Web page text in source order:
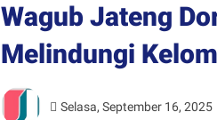
Wagub Jateng
Melindungi
Selasa, September 16, 2025